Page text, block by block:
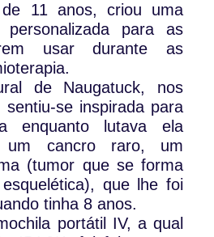
de 11 anos, criou uma
personalizada para as
usar durante as
de Naugatuck, nos
sentiu-se inspirada para
enquanto lutava ela
um cancro raro, um
(tumor que se forma
que lhe foi
tinha 8 anos.
portátil IV, a qual